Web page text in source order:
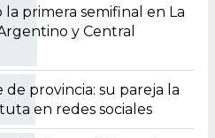
la primera semifinal en La
y Central
provincia: su pareja la
en redes sociales